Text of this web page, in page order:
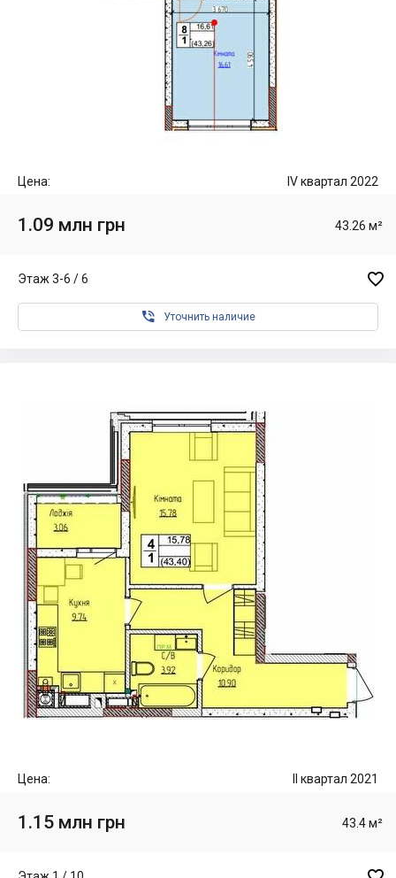
Цена: IV квартал 2022
1.09 млн грн 43.26 м²
Этаж 3-6 / 6 
 Уточнить наличие
Цена: II квартал 2021
1.15 млн грн 43.4 м²